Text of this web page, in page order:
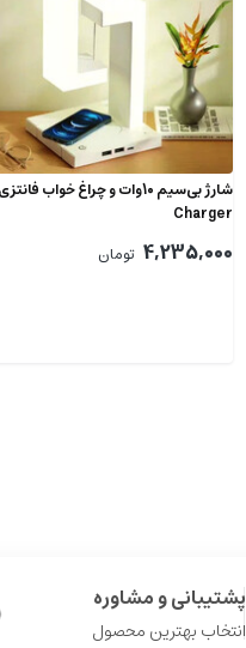
Charger
4,235,000 تومان
پشتیبانی و مشاوره
انتخاب بهترین محصول